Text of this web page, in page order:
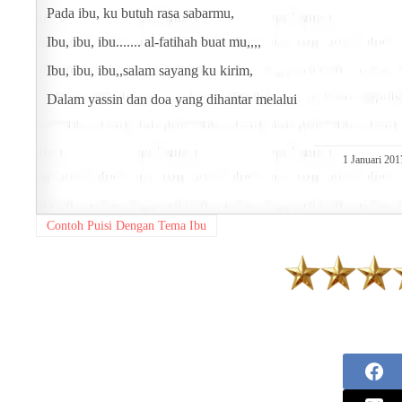
Pada ibu, ku butuh rasa sabarmu,
Ibu, ibu, ibu....... al-fatihah buat mu,,,,
Ibu, ibu, ibu,,salam sayang ku kirim,
Dalam yassin dan doa yang dihantar melalui
1 Januari
Contoh Puisi Dengan Tema Ibu